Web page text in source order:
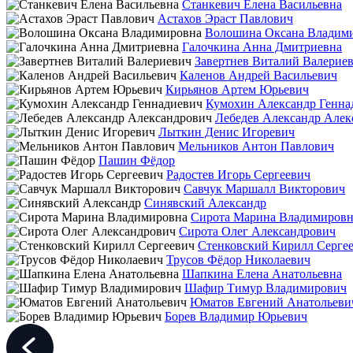
Станкевич Елена Васильевна
Астахов Эраст Павлович
Волошина Оксана
Галочкина Анна Дмитриевна
Завертнев Виталий
Каленов Андрей Васильевич
Кирьянов Артем Юрьевич
Кумохин Александр
Лебедев Александр
Лыткин Денис Игоревич
Мельников Антон Павлович
Пашин Фёдор
Радостев Игорь Сергеевич
Савчук Маршалл Викторович
Синявский Александр
Сирота Марина
Сирота Олег Александрович
Стенковский Кирилл
Трусов Фёдор Николаевич
Шапкина Елена Анатольевна
Шафир Тимур Владимирович
Юматов Евгений
Борев Владимир Юрьевич